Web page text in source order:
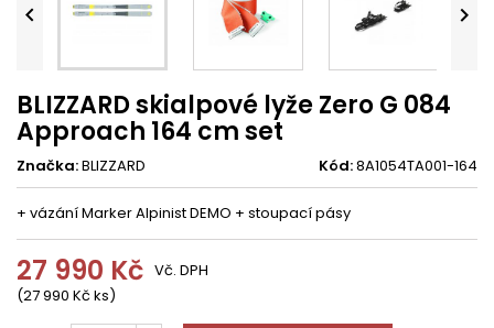
 
BLIZZARD skialpové lyže Zero G 084
Approach 164 cm set
Značka:BLIZZARD Kód:8A1054TA001-164
+ vázání Marker Alpinist DEMO + stoupací pásy
27 990 Kč
(27 990 Kč ks)
Vč. DPH